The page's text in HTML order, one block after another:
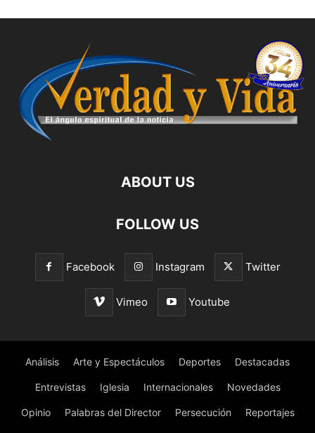
ABOUT US
FOLLOW US
Facebook Instagram Twitter
Vimeo Youtube
Análisis Arte y Espectáculos Deportes Destacadas
Entrevistas Iglesia Internacionales Novedades
Opinio Palabras del Director Persecución Reportajes